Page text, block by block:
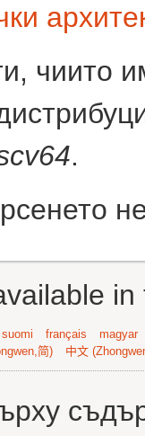
чиито
.
suomi français
magyar
简) 中文